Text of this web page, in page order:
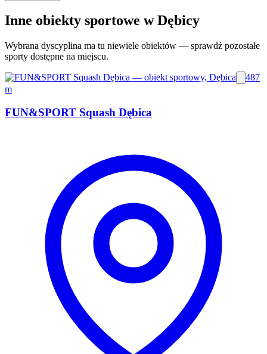
Inne obiekty sportowe w Dębicy
Wybrana dyscyplina ma tu niewiele obiektów — sprawdź pozostałe
sporty dostępne na miejscu.
487
m
FUN&SPORT Squash Dębica